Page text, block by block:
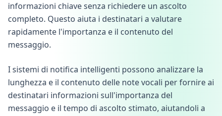
informazioni chiave senza richiedere un ascolto
completo. Questo aiuta i destinatari a valutare
rapidamente l'importanza e il contenuto del
messaggio.
I sistemi di notifica intelligenti possono analizzare la
lunghezza e il contenuto delle note vocali per fornire ai
destinatari informazioni sull'importanza del
messaggio e il tempo di ascolto stimato, aiutandoli a